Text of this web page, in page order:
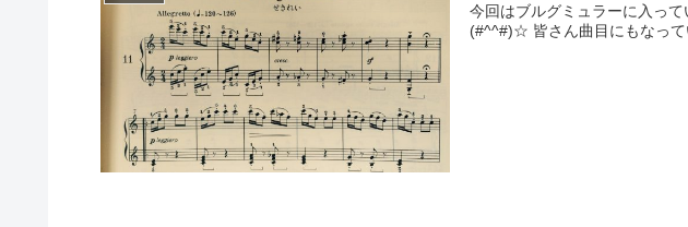
今回はブルグミュラーに入っ
(#^^#)☆ 皆さん曲目にもなって